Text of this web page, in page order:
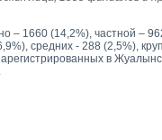
– 1660 (14,2%), частной –
средних - 288 (2,5%),
в